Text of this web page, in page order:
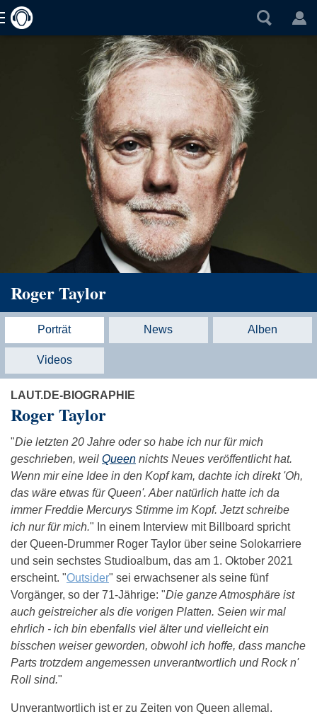
Roger Taylor
Porträt News Alben
Videos
LAUT.DE-BIOGRAPHIE
Roger Taylor
"Die letzten 20 Jahre oder so habe ich nur für mich
geschrieben, weil Queen nichts Neues veröffentlicht hat.
Wenn mir eine Idee in den Kopf kam, dachte ich direkt 'Oh,
das wäre etwas für Queen'. Aber natürlich hatte ich da
immer Freddie Mercurys Stimme im Kopf. Jetzt schreibe
ich nur für mich." In einem Interview mit Billboard spricht
der Queen-Drummer Roger Taylor über seine Solokarriere
und sein sechstes Studioalbum, das am 1. Oktober 2021
erscheint. "Outsider" sei erwachsener als seine fünf
Vorgänger, so der 71-Jährige: "Die ganze Atmosphäre ist
auch geistreicher als die vorigen Platten. Seien wir mal
ehrlich - ich bin ebenfalls viel älter und vielleicht ein
bisschen weiser geworden, obwohl ich hoffe, dass manche
Parts trotzdem angemessen unverantwortlich und Rock n'
Roll sind."
Unverantwortlich ist er zu Zeiten von Queen allemal.